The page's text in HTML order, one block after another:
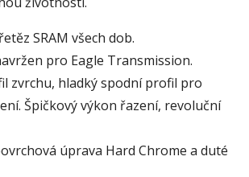
SRAM všech dob.
pro Eagle Transmission.
zvrchu, hladký spodní profil pro
Špičkový výkon řazení, revoluční
úprava Hard Chrome a duté